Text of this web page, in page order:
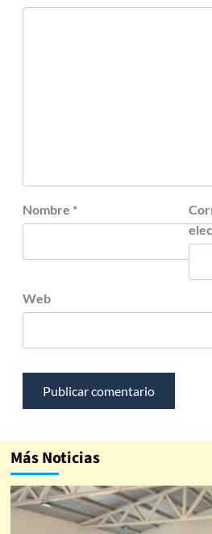
Nombre *
Web
Más Noticias